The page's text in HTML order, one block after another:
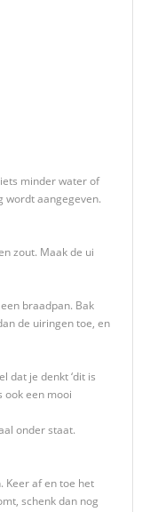
minder water of
wordt aangegeven.
zout. Maak de ui
braadpan. Bak
de uiringen toe, en
dat je denkt ‘dit is
ook een mooi
onder staat.
Keer af en toe het
schenk dan nog